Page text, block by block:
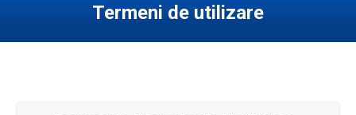
Termeni de utilizare